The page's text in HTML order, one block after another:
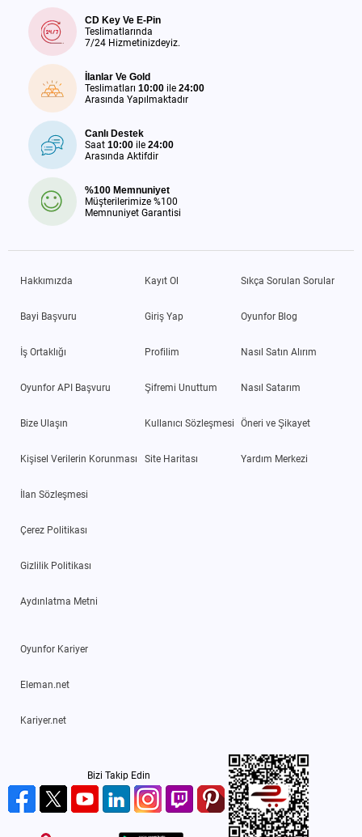
CD Key Ve E-Pin
Teslimatlarında
7/24 Hizmetinizdeyiz.
İlanlar Ve Gold
Teslimatları 10:00 ile 24:00
Arasında Yapılmaktadır
Canlı Destek
Saat 10:00 ile 24:00
Arasında Aktifdir
%100 Memnuniyet
Müşterilerimize %100
Memnuniyet Garantisi
Hakkımızda
Bayi Başvuru
İş Ortaklığı
Oyunfor API Başvuru
Bize Ulaşın
Kişisel Verilerin Korunması
İlan Sözleşmesi
Çerez Politikası
Gizlilik Politikası
Aydınlatma Metni
Kayıt Ol
Giriş Yap
Profilim
Şifremi Unuttum
Kullanıcı Sözleşmesi
Site Haritası
Sıkça Sorulan Sorular
Oyunfor Blog
Nasıl Satın Alırım
Nasıl Satarım
Öneri ve Şikayet
Yardım Merkezi
Oyunfor Kariyer
Eleman.net
Kariyer.net
Bizi Takip Edin